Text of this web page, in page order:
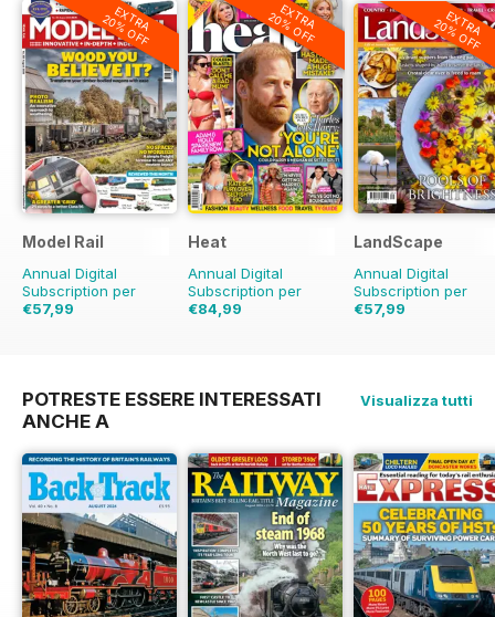
EXTRA
20% OFF
Model Rail
Annual Digital
Subscription per
€57,99
EXTRA
20% OFF
Heat
Annual Digital
Subscription per
€84,99
EXTRA
20% OFF
LandScape
Annual Digital
Subscription per
€57,99
POTRESTE ESSERE INTERESSATI
ANCHE A
Visualizza tutti